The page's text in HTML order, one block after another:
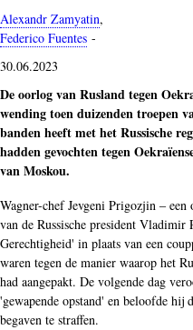
Alexandr Zamyatin,
Federico Fuentes -
30.06.2023
De oorlog van Rusland tegen
wending toen duizenden troepen
banden heeft met het Russische
hadden gevochten tegen
van Moskou.
Wagner-chef Jevgeni Prigozjin ‒
van de Russische president Vladimir
Gerechtigheid' in plaats van een
waren tegen de manier waarop het
had aangepakt. De volgende dag
'gewapende opstand' en beloofde hij
begaven te straffen.